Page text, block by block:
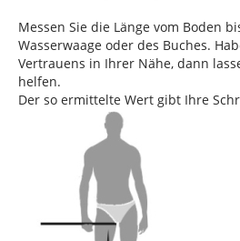
Messen Sie die Länge vom Boden
Wasserwaage oder des Buches.
Vertrauens in Ihrer Nähe, dann
helfen.
Der so ermittelte Wert gibt Ihre